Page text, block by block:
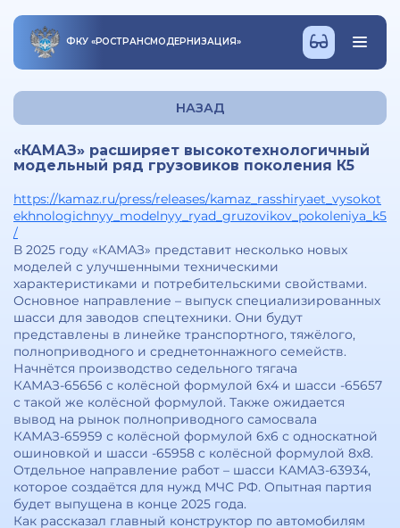
ФКУ «РОСТРАНСМОДЕРНИЗАЦИЯ»
НАЗАД
«КАМАЗ» расширяет высокотехнологичный
модельный ряд грузовиков поколения К5
https://kamaz.ru/press/releases/kamaz_rasshiryaet_vysokot
ekhnologichnyy_modelnyy_ryad_gruzovikov_pokoleniya_k5
/
В 2025 году «КАМАЗ» представит несколько новых
моделей с улучшенными техническими
характеристиками и потребительскими свойствами.
Основное направление – выпуск специализированных
шасси для заводов спецтехники. Они будут
представлены в линейке транспортного, тяжёлого,
полноприводного и среднетоннажного семейств.
Начнётся производство седельного тягача
КАМАЗ-65656 с колёсной формулой 6х4 и шасси -65657
с такой же колёсной формулой. Также ожидается
вывод на рынок полноприводного самосвала
КАМАЗ-65959 с колёсной формулой 6х6 с односкатной
ошиновкой и шасси -65958 с колёсной формулой 8х8.
Отдельное направление работ – шасси КАМАЗ-63934,
которое создаётся для нужд МЧС РФ. Опытная партия
будет выпущена в конце 2025 года.
Как рассказал главный конструктор по автомобилям